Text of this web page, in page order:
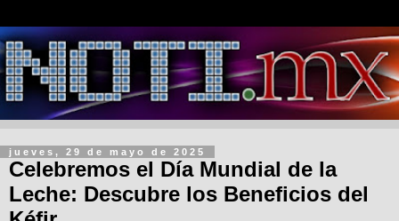
jueves, 29 de mayo de 2025
Celebremos el Día Mundial de la
Leche: Descubre los Beneficios del